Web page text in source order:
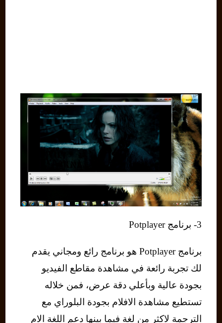
3- برنامج Potplayer
برنامج Potplayer هو برنامج رائع ومجاني يقدم
لك تجربة رائعة في مشاهدة مقاطع الفيديو
بجودة عالية وبأعلي دقة عرض، فمن خلاله
تستطيع مشاهدة الافلام بجودة البلوراي مع
الترجمة لاكثر من لغة فيما بينها دعم اللغة الام